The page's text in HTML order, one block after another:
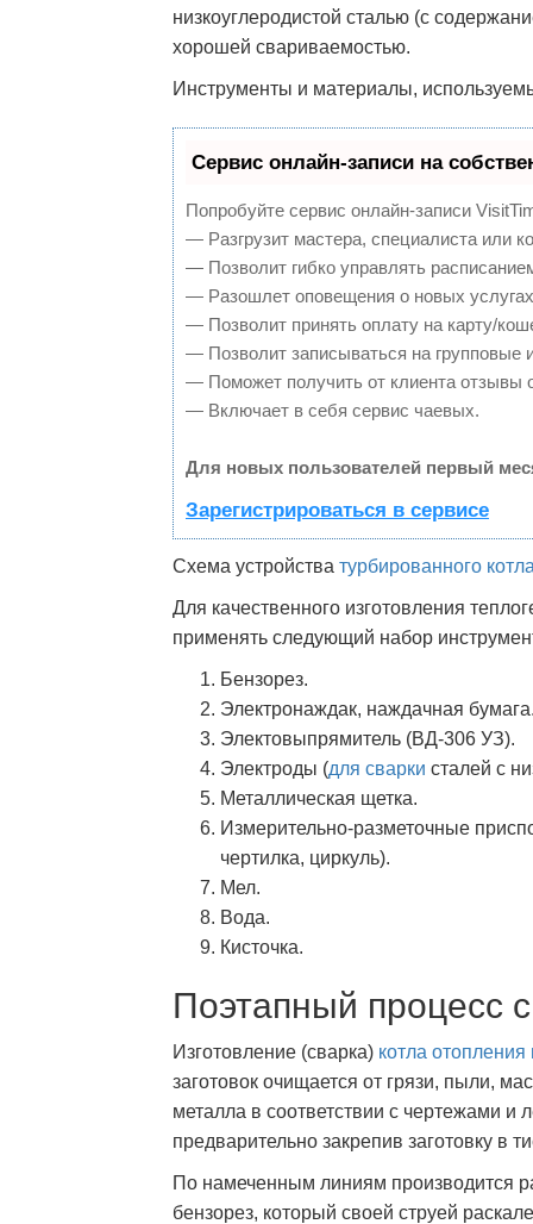
низкоуглеродистой сталью (с
хорошей свариваемостью.
Инструменты и материалы,
Сервис онлайн-записи на
Попробуйте сервис онлайн-записи
— Разгрузит мастера, специалиста или
— Позволит гибко управлять
— Разошлет оповещения о новых
— Позволит принять оплату на карту/
— Позволит записываться на групповые
— Поможет получить от клиента отзывы
— Включает в себя сервис чаевых.
Для новых пользователей первый
Зарегистрироваться в сервисе
Схема устройства турбированного
Для качественного изготовления
применять следующий набор
Бензорез.
Электронаждак, наждачная
Электовыпрямитель (ВД-306 УЗ).
Электроды (для сварки сталей с
Металлическая щетка.
Измерительно-разметочные
чертилка, циркуль).
Мел.
Вода.
Кисточка.
Поэтапный процесс
Изготовление (сварка) котла отопления
заготовок очищается от грязи, пыли,
металла в соответствии с чертежами и
предварительно закрепив заготовку в
По намеченным линиям производится
бензорез, который своей струей